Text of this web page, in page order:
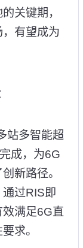
关键期，
有望成为
站多智能超
成，为6G
新路径。
过RIS即
满足6G直
求。